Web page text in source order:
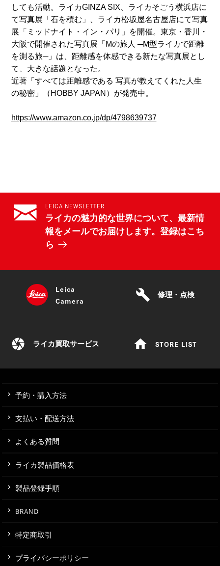
しても活動。ライカGINZA SIX、ライカそごう横浜店に
て写真展「石を積む」、ライカ松坂屋名古屋店にて写真
展「ミッドナイト・イン・パリ」を開催。東京・香川・
大阪で開催された写真展「Mの旅人 ─M型ライカで距離
を測る旅─」は、距離感を体感できる新たな写真展とし
て、大きな話題となった。
近著「すべては距離感である 写真が教えてくれた人生
の秘密」（HOBBY JAPAN）が発売中。
https://www.amazon.co.jp/dp/4798639737
LEICA NEWSLETTER
ライカの魅力的な世界について、最新情
報をメールでお届けします。登録はこち
ら
Leica
Camera
build 修理・点検
camera ライカ買取サービス home STORE LIST
予約・購入方法
支払い・配送方法
よくある質問
ライカ製品価格表
製品登録手順
BRAND
特定商取引
プライバシーポリシー